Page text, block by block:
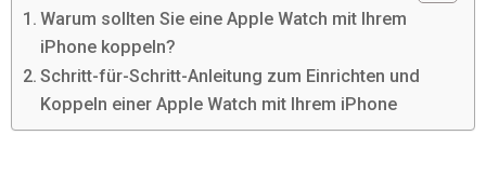
Warum sollten Sie eine Apple Watch mit Ihrem
iPhone koppeln?
Schritt-für-Schritt-Anleitung zum Einrichten und
Koppeln einer Apple Watch mit Ihrem iPhone